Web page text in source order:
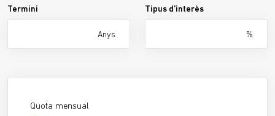
Termini
Anys
Tipus d’interès
%
Quota mensual